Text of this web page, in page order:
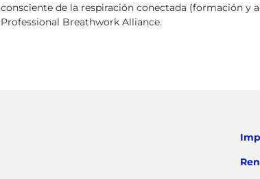
consciente de la respiración conectada (formación y
Professional Breathwork Alliance.